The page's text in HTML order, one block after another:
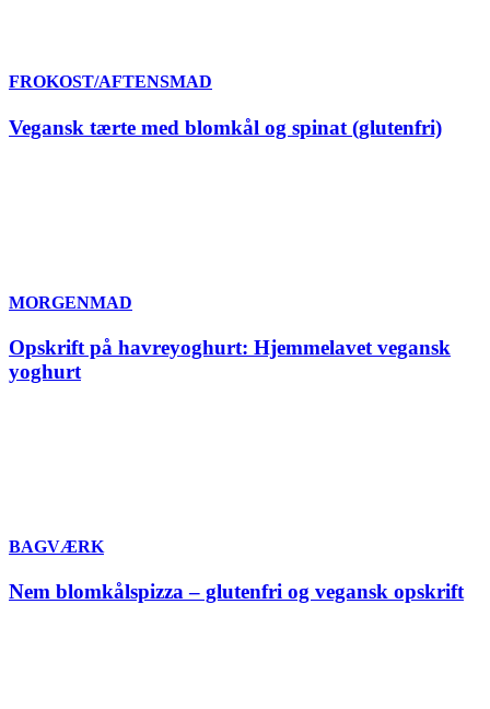
FROKOST/AFTENSMAD
Vegansk tærte med blomkål og spinat (glutenfri)
MORGENMAD
Opskrift på havreyoghurt: Hjemmelavet vegansk
yoghurt
BAGVÆRK
Nem blomkålspizza – glutenfri og vegansk opskrift